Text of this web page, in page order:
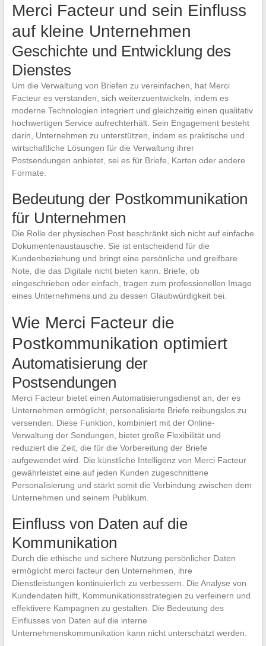
Merci Facteur und sein Einfluss
auf kleine Unternehmen
Geschichte und Entwicklung des
Dienstes
Um die Verwaltung von Briefen zu vereinfachen, hat Merci
Facteur es verstanden, sich weiterzuentwickeln, indem es
moderne Technologien integriert und gleichzeitig einen qualitativ
hochwertigen Service aufrechterhält. Sein Engagement besteht
darin, Unternehmen zu unterstützen, indem es praktische und
wirtschaftliche Lösungen für die Verwaltung ihrer
Postsendungen anbietet, sei es für Briefe, Karten oder andere
Formate.
Bedeutung der Postkommunikation
für Unternehmen
Die Rolle der physischen Post beschränkt sich nicht auf einfache
Dokumentenaustausche. Sie ist entscheidend für die
Kundenbeziehung und bringt eine persönliche und greifbare
Note, die das Digitale nicht bieten kann. Briefe, ob
eingeschrieben oder einfach, tragen zum professionellen Image
eines Unternehmens und zu dessen Glaubwürdigkeit bei.
Wie Merci Facteur die
Postkommunikation optimiert
Automatisierung der
Postsendungen
Merci Facteur bietet einen Automatisierungsdienst an, der es
Unternehmen ermöglicht, personalisierte Briefe reibungslos zu
versenden. Diese Funktion, kombiniert mit der Online-
Verwaltung der Sendungen, bietet große Flexibilität und
reduziert die Zeit, die für die Vorbereitung der Briefe
aufgewendet wird. Die künstliche Intelligenz von Merci Facteur
gewährleistet eine auf jeden Kunden zugeschnittene
Personalisierung und stärkt somit die Verbindung zwischen dem
Unternehmen und seinem Publikum.
Einfluss von Daten auf die
Kommunikation
Durch die ethische und sichere Nutzung persönlicher Daten
ermöglicht merci facteur den Unternehmen, ihre
Dienstleistungen kontinuierlich zu verbessern. Die Analyse von
Kundendaten hilft, Kommunikationsstrategien zu verfeinern und
effektivere Kampagnen zu gestalten. Die Bedeutung des
Einflusses von Daten auf die interne
Unternehmenskommunikation kann nicht unterschätzt werden.